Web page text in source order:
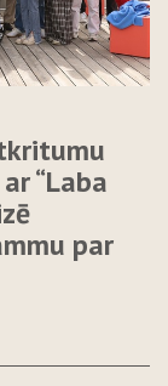
“Laba
par